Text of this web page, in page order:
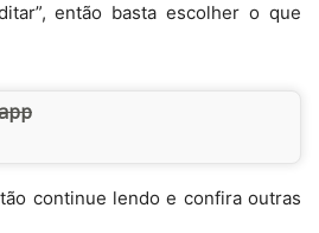
então basta escolher o que
continue lendo e confira outras